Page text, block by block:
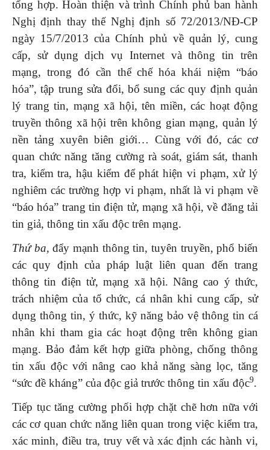
tổng hợp. Hoàn thiện và trình Chính phủ ban hành
Nghị định thay thế Nghị định số 72/2013/NĐ-CP
ngày 15/7/2013 của Chính phủ về quản lý, cung
cấp, sử dụng dịch vụ Internet và thông tin trên
mạng, trong đó cần thể chế hóa khái niệm “báo
hóa”, tập trung sửa đổi, bổ sung các quy định quản
lý trang tin, mạng xã hội, tên miền, các hoạt động
truyền thông xã hội trên không gian mạng, quản lý
nền tảng xuyên biên giới… Cùng với đó, các cơ
quan chức năng tăng cường rà soát, giám sát, thanh
tra, kiểm tra, hậu kiểm để phát hiện vi phạm, xử lý
nghiêm các trường hợp vi phạm, nhất là vi phạm về
“báo hóa” trang tin điện tử, mạng xã hội, về đăng tải
tin giả, thông tin xấu độc trên mạng.
Thứ ba,đẩy mạnh thông tin, tuyên truyền, phổ biến
các quy định của pháp luật liên quan đến trang
thông tin điện tử, mạng xã hội. Nâng cao ý thức,
trách nhiệm của tổ chức, cá nhân khi cung cấp, sử
dụng thông tin, ý thức, kỹ năng bảo vệ thông tin cá
nhân khi tham gia các hoạt động trên không gian
mạng. Bảo đảm kết hợp giữa phòng, chống thông
tin xấu độc với nâng cao khả năng sàng lọc, tăng
“sức đề kháng” của độc giả trước thông tin xấu độc9.
Tiếp tục tăng cường phối hợp chặt chẽ hơn nữa với
các cơ quan chức năng liên quan trong việc kiểm tra,
xác minh, điều tra, truy vết và xác định các hành vi,